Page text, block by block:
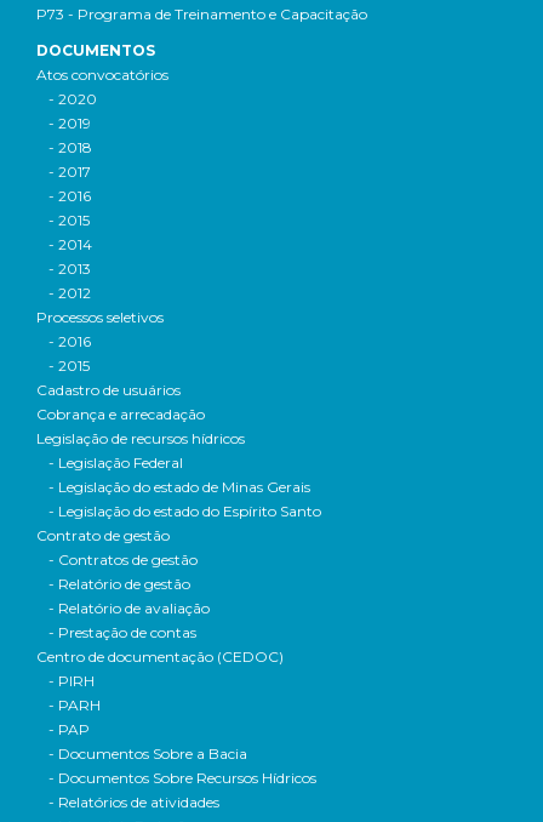
P73 - Programa de Treinamento e Capacitação
DOCUMENTOS
Atos convocatórios
- 2020
- 2019
- 2018
- 2017
- 2016
- 2015
- 2014
- 2013
- 2012
Processos seletivos
- 2016
- 2015
Cadastro de usuários
Cobrança e arrecadação
Legislação de recursos hídricos
- Legislação Federal
- Legislação do estado de Minas Gerais
- Legislação do estado do Espírito Santo
Contrato de gestão
- Contratos de gestão
- Relatório de gestão
- Relatório de avaliação
- Prestação de contas
Centro de documentação (CEDOC)
- PIRH
- PARH
- PAP
- Documentos Sobre a Bacia
- Documentos Sobre Recursos Hídricos
- Relatórios de atividades